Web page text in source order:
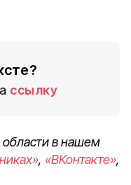
ссылку
области в нашем
, «ВКонтакте»,